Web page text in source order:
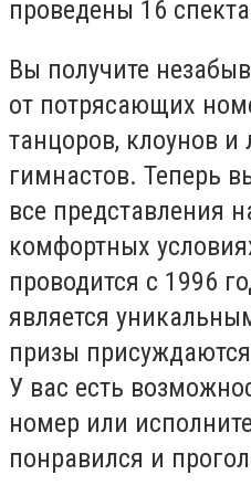
проведены 16
Вы получите
от потрясающих
танцоров, клоунов
гимнастов. Теперь
все представления
комфортных
проводится с 1996
является
призы
У вас есть
номер или
понравился и